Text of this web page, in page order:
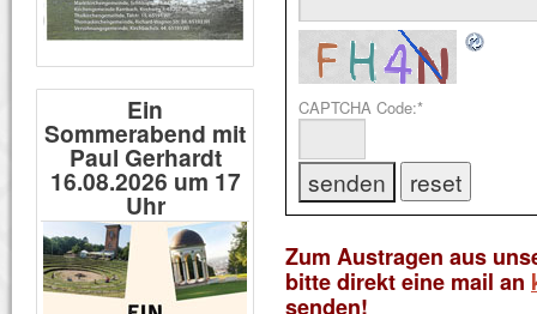
CAPTCHA Code:*
Zum Austragen aus
bitte direkt eine mail an
senden!
Ein
Sommerabend mit
Paul Gerhardt
16.08.2026 um 17
Uhr